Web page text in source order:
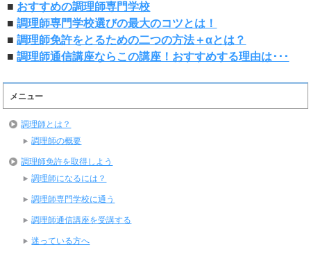
■ おすすめの調理師専門学校
■調理師専門学校選びの最大のコツとは！
■調理師免許をとるための二つの方法＋αとは？
■調理師通信講座ならこの講座！おすすめする理由は･･･
メニュー
調理師とは？
調理師の概要
調理師免許を取得しよう
調理師になるには？
調理師専門学校に通う
調理師通信講座を受講する
迷っている方へ